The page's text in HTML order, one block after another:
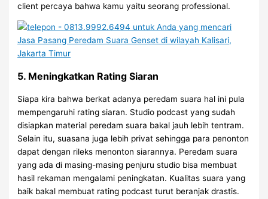
client percaya bahwa kamu yaitu seorang professional.
5. Meningkatkan Rating Siaran
Siapa kira bahwa berkat adanya peredam suara hal ini pula
mempengaruhi rating siaran. Studio podcast yang sudah
disiapkan material peredam suara bakal jauh lebih tentram.
Selain itu, suasana juga lebih privat sehingga para penonton
dapat dengan rileks menonton siarannya. Peredam suara
yang ada di masing-masing penjuru studio bisa membuat
hasil rekaman mengalami peningkatan. Kualitas suara yang
baik bakal membuat rating podcast turut beranjak drastis.